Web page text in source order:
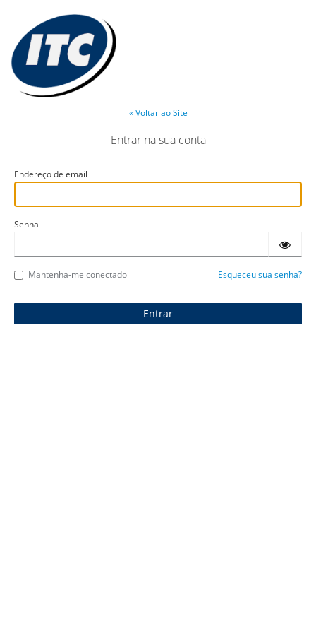
« Voltar ao Site
Entrar na sua conta
Endereço de email
Senha
Mantenha-me conectado Esqueceu sua senha?